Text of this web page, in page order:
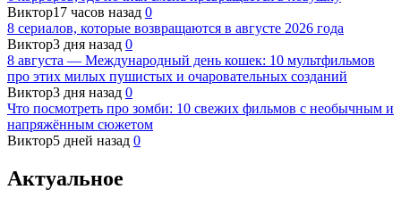
Виктор17 часов назад 0
8 сериалов, которые возвращаются в августе 2026 года
Виктор3 дня назад 0
8 августа — Международный день кошек: 10 мультфильмов
про этих милых пушистых и очаровательных созданий
Виктор3 дня назад 0
Что посмотреть про зомби: 10 свежих фильмов с необычным и
напряжённым сюжетом
Виктор5 дней назад 0
Актуальное